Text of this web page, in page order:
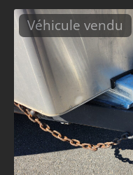
Véhicule vendu